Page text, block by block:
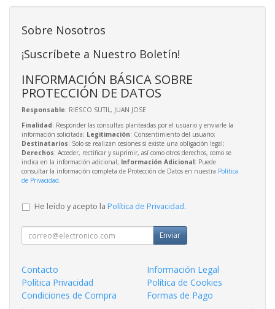
Sobre Nosotros
¡Suscríbete a Nuestro Boletín!
INFORMACIÓN BÁSICA SOBRE
PROTECCIÓN DE DATOS
Responsable: RIESCO SUTIL, JUAN JOSE
Finalidad: Responder las consultas planteadas por el usuario y enviarle la
información solicitada; Legitimación: Consentimiento del usuario;
Destinatarios: Solo se realizan cesiones si existe una obligación legal;
Derechos: Acceder, rectificar y suprimir, así como otros derechos, como se
indica en la información adicional; Información Adicional: Puede
consultar la información completa de Protección de Datos en nuestra Política
de Privacidad.
He leído y acepto la Política de Privacidad.
Enviar
Contacto
Información Legal
Política Privacidad
Política de Cookies
Condiciones de Compra
Formas de Pago